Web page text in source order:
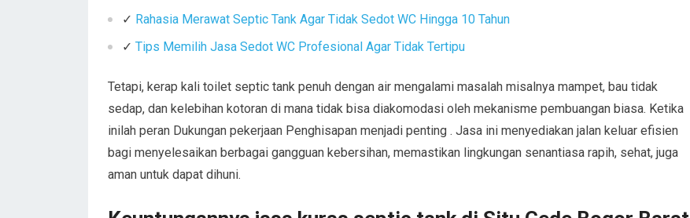
✓ Rahasia Merawat Septic Tank Agar Tidak Sedot WC Hingga 10 Tahun
✓ Tips Memilih Jasa Sedot WC Profesional Agar Tidak Tertipu
Tetapi, kerap kali toilet septic tank penuh dengan air mengalami masalah misalnya mampet, bau tidak
sedap, dan kelebihan kotoran di mana tidak bisa diakomodasi oleh mekanisme pembuangan biasa. Ketika
inilah peran Dukungan pekerjaan Penghisapan menjadi penting . Jasa ini menyediakan jalan keluar efisien
bagi menyelesaikan berbagai gangguan kebersihan, memastikan lingkungan senantiasa rapih, sehat, juga
aman untuk dapat dihuni.